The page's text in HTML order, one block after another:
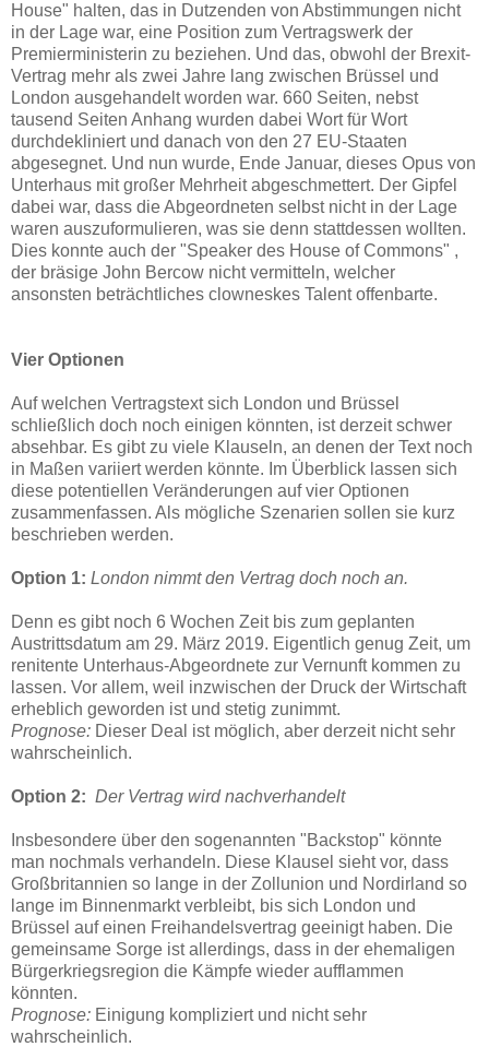
House" halten, das in Dutzenden von Abstimmungen nicht
in der Lage war, eine Position zum Vertragswerk der
Premierministerin zu beziehen. Und das, obwohl der Brexit-
Vertrag mehr als zwei Jahre lang zwischen Brüssel und
London ausgehandelt worden war. 660 Seiten, nebst
tausend Seiten Anhang wurden dabei Wort für Wort
durchdekliniert und danach von den 27 EU-Staaten
abgesegnet. Und nun wurde, Ende Januar, dieses Opus von
Unterhaus mit großer Mehrheit abgeschmettert. Der Gipfel
dabei war, dass die Abgeordneten selbst nicht in der Lage
waren auszuformulieren, was sie denn stattdessen wollten.
Dies konnte auch der "Speaker des House of Commons" ,
der bräsige John Bercow nicht vermitteln, welcher
ansonsten beträchtliches clowneskes Talent offenbarte.
Vier Optionen
Auf welchen Vertragstext sich London und Brüssel
schließlich doch noch einigen könnten, ist derzeit schwer
absehbar. Es gibt zu viele Klauseln, an denen der Text noch
in Maßen variiert werden könnte. Im Überblick lassen sich
diese potentiellen Veränderungen auf vier Optionen
zusammenfassen. Als mögliche Szenarien sollen sie kurz
beschrieben werden.
Option 1: London nimmt den Vertrag doch noch an.
Denn es gibt noch 6 Wochen Zeit bis zum geplanten
Austrittsdatum am 29. März 2019. Eigentlich genug Zeit, um
renitente Unterhaus-Abgeordnete zur Vernunft kommen zu
lassen. Vor allem, weil inzwischen der Druck der Wirtschaft
erheblich geworden ist und stetig zunimmt.
Prognose: Dieser Deal ist möglich, aber derzeit nicht sehr
wahrscheinlich.
Option 2: Der Vertrag wird nachverhandelt
Insbesondere über den sogenannten "Backstop" könnte
man nochmals verhandeln. Diese Klausel sieht vor, dass
Großbritannien so lange in der Zollunion und Nordirland so
lange im Binnenmarkt verbleibt, bis sich London und
Brüssel auf einen Freihandelsvertrag geeinigt haben. Die
gemeinsame Sorge ist allerdings, dass in der ehemaligen
Bürgerkriegsregion die Kämpfe wieder aufflammen
könnten.
Prognose: Einigung kompliziert und nicht sehr
wahrscheinlich.